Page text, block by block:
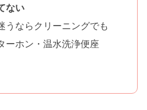
ない
うならクリーニングでも
ーホン・温水洗浄便座